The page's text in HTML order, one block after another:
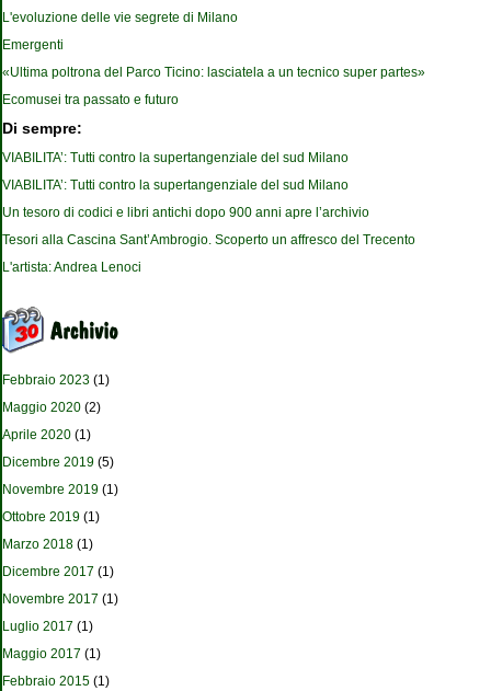
L'evoluzione delle vie segrete di Milano
Emergenti
«Ultima poltrona del Parco Ticino: lasciatela a un tecnico super partes»
Ecomusei tra passato e futuro
Di sempre:
VIABILITA’: Tutti contro la supertangenziale del sud Milano
VIABILITA’: Tutti contro la supertangenziale del sud Milano
Un tesoro di codici e libri antichi dopo 900 anni apre l’archivio
Tesori alla Cascina Sant’Ambrogio. Scoperto un affresco del Trecento
L'artista: Andrea Lenoci
Febbraio 2023 (1)
Maggio 2020 (2)
Aprile 2020 (1)
Dicembre 2019 (5)
Novembre 2019 (1)
Ottobre 2019 (1)
Marzo 2018 (1)
Dicembre 2017 (1)
Novembre 2017 (1)
Luglio 2017 (1)
Maggio 2017 (1)
Febbraio 2015 (1)